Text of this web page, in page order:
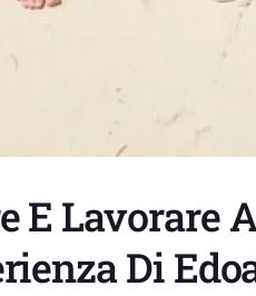
E Lavorare
Di